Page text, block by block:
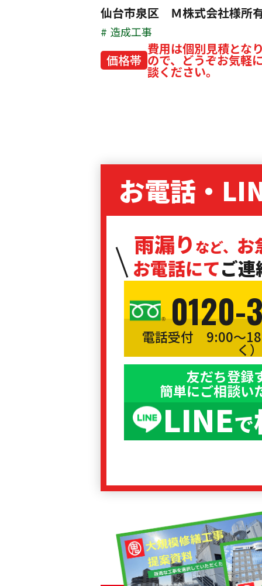
仙台市泉区 Ｍ株式会社様所
造成工事
価格帯
費用は個別見積とな
ので、どうぞお気軽
談ください。
お電話・
雨漏り など、 お
お電話にてご
0120-
電話受付 9:00〜
く）
友だち登録
簡単にご相談い
LINEで